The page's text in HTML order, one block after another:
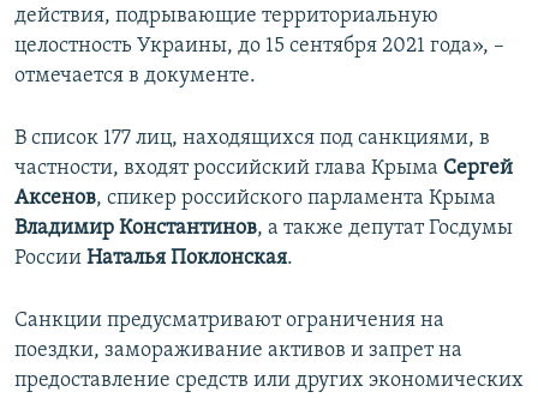
действия, подрывающие территориальную
целостность Украины, до 15 сентября 2021 года», –
отмечается в документе.
В список 177 лиц, находящихся под санкциями, в
частности, входят российский глава Крыма Сергей
Аксенов, спикер российского парламента Крыма
Владимир Константинов, а также депутат Госдумы
России Наталья Поклонская.
Санкции предусматривают ограничения на
поездки, замораживание активов и запрет на
предоставление средств или других экономических